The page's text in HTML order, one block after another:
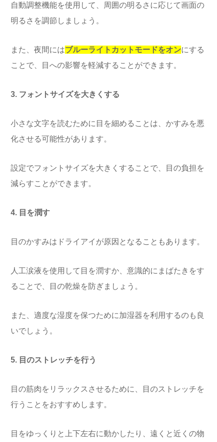
自動調整機能を使用して、周囲の明るさに応じて画面の
明るさを調節しましょう。
また、夜間にはブルーライトカットモードをオンにする
ことで、目への影響を軽減することができます。
3. フォントサイズを大きくする
小さな文字を読むために目を細めることは、かすみを悪
化させる可能性があります。
設定でフォントサイズを大きくすることで、目の負担を
減らすことができます。
4. 目を潤す
目のかすみはドライアイが原因となることもあります。
人工涙液を使用して目を潤すか、意識的にまばたきをす
ることで、目の乾燥を防ぎましょう。
また、適度な湿度を保つために加湿器を利用するのも良
いでしょう。
5. 目のストレッチを行う
目の筋肉をリラックスさせるために、目のストレッチを
行うことをおすすめします。
目をゆっくりと上下左右に動かしたり、遠くと近くの物